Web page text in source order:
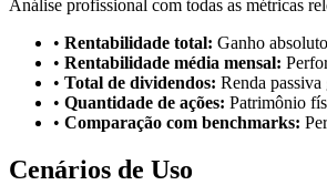
Análise profissional com todas as métricas
• Rentabilidade total: Ganho
• Rentabilidade média mensal:
• Total de dividendos: Renda passiva
• Quantidade de ações: Patrimônio
• Comparação com benchmarks:
Cenários de Uso